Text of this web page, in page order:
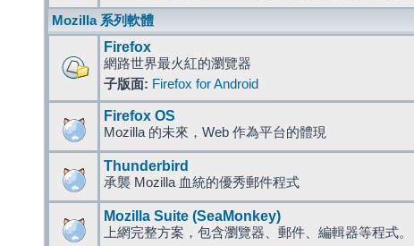
Mozilla 系列軟體
Firefox
網路世界最火紅的瀏覽器
子版面: Firefox for Android
Firefox OS
Mozilla 的未來，Web 作為平台的體現
Thunderbird
承襲 Mozilla 血統的優秀郵件程式
Mozilla Suite (SeaMonkey)
上網完整方案，包含瀏覽器、郵件、編輯器等程式。